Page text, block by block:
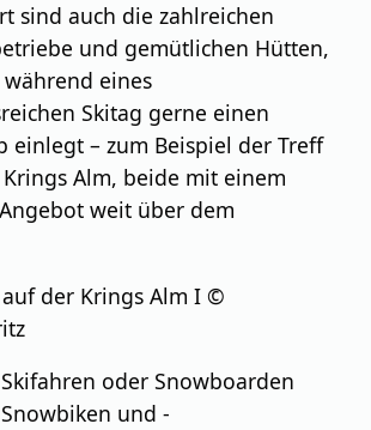
sind auch die zahlreichen
und gemütlichen Hütten,
eines
Skitag gerne einen
einlegt – zum Beispiel der Treff
Alm, beide mit einem
weit über dem
der Krings Alm I ©
oder Snowboarden
und -